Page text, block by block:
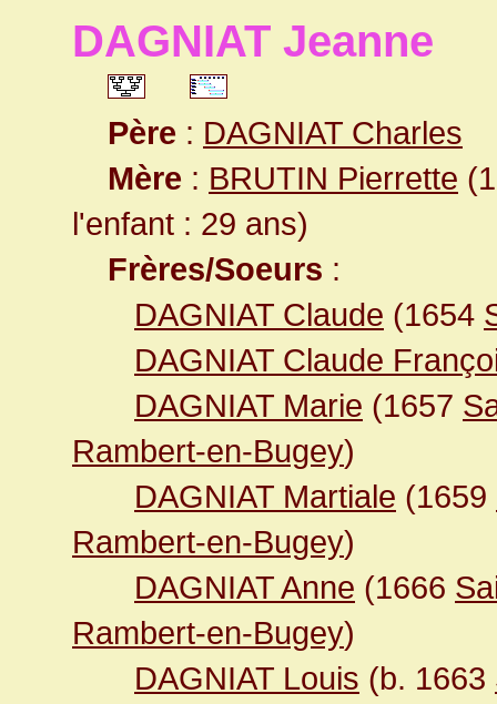
DAGNIAT Jeanne
Père : DAGNIAT Charles
Mère : BRUTIN Pierrette
l'enfant : 29 ans)
Frères/Soeurs :
DAGNIAT Claude (1654
DAGNIAT Claude
DAGNIAT Marie (1657
Rambert-en-Bugey)
DAGNIAT Martiale (1659
Rambert-en-Bugey)
DAGNIAT Anne (1666
Rambert-en-Bugey)
DAGNIAT Louis (b. 1663